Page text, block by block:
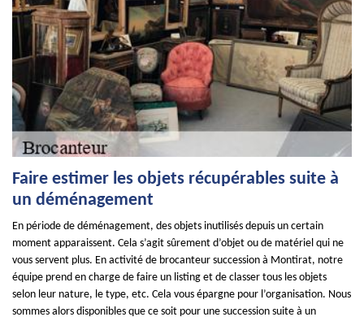
Faire estimer les objets récupérables suite à
un déménagement
En période de déménagement, des objets inutilisés depuis un certain
moment apparaissent. Cela s’agit sûrement d’objet ou de matériel qui ne
vous servent plus. En activité de brocanteur succession à Montirat, notre
équipe prend en charge de faire un listing et de classer tous les objets
selon leur nature, le type, etc. Cela vous épargne pour l’organisation. Nous
sommes alors disponibles que ce soit pour une succession suite à un